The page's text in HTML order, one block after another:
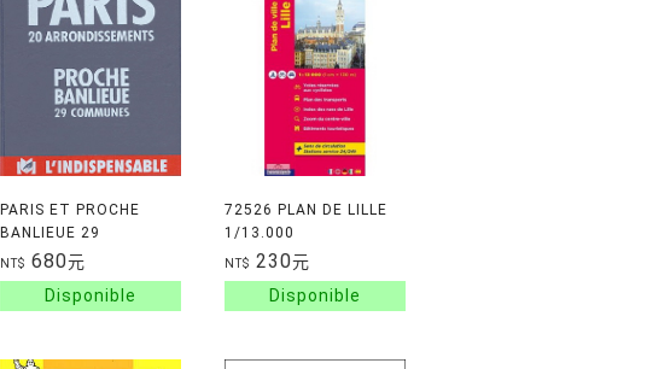
PARIS ET PROCHE
BANLIEUE 29
COMMUNES
NT$ 680元
72526 PLAN DE LILLE
1/13.000
NT$ 230元